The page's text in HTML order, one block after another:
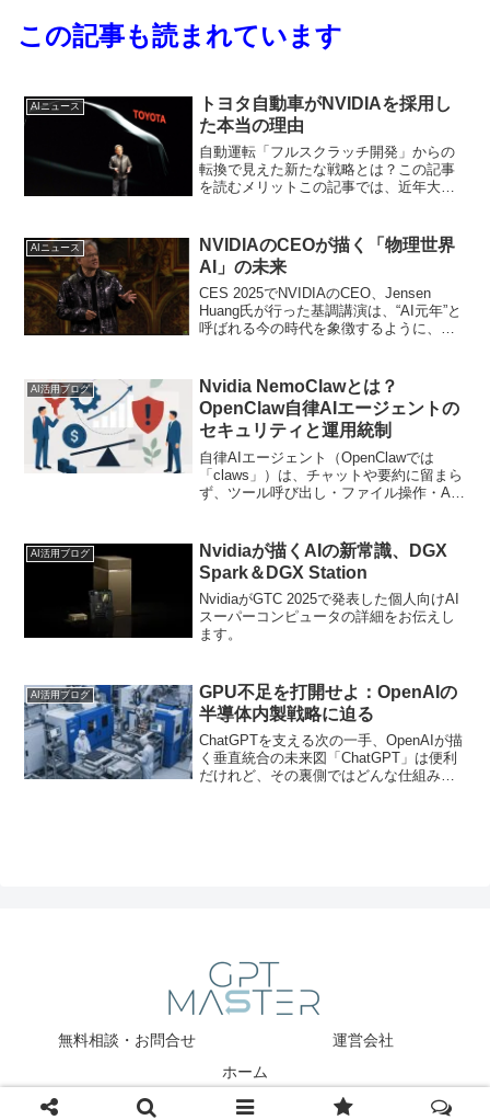
この記事も読まれています
AIニュース
トヨタ自動車がNVIDIAを採用し
た本当の理由
自動運転「フルスクラッチ開発」からの
転換で見えた新たな戦略とは？この記事
を読むメリットこの記事では、近年大き
用するに至った背景と、その影響を深堀
りして解説します...
AIニュース
NVIDIAのCEOが描く「物理世界
AI」の未来
CES 2025でNVIDIAのCEO、Jensen
Huang氏が行った基調講演は、“AI元年”と
呼ばれる今の時代を象徴するように、そ
記事では、同氏が解説した最新のAI技術
や、質疑応答の中で見えてきたNVIDIAの
戦略をまとめます。
AI活用ブログ
Nvidia NemoClawとは？
OpenClaw自律AIエージェントの
セキュリティと運用統制
自律AIエージェント（OpenClawでは
「claws」）は、チャットや要約に留まら
ず、ツール呼び出し・ファイル操作・API
稼働し続けるエージェントは、権限・デ
ータ...
AI活用ブログ
Nvidiaが描くAIの新常識、DGX
Spark＆DGX Station
NvidiaがGTC 2025で発表した個人向けAI
スーパーコンピュータの詳細をお伝えし
ます。
AI活用ブログ
GPU不足を打開せよ：OpenAIの
半導体内製戦略に迫る
ChatGPTを支える次の一手、OpenAIが描
く垂直統合の未来図「ChatGPT」は便利
だけれど、その裏側ではどんな仕組みで
無料相談・お問合せ
運営会社
ホーム
Copyright © 2025 GPT Master All Rights Reserved.